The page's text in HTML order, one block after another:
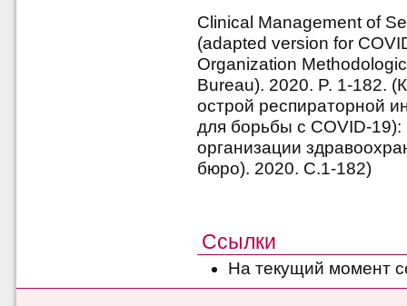
Clinical Management of
(adapted version for
Organization
Bureau). 2020. P. 1-182.
острой респираторной
для борьбы с COVID-
организации
бюро). 2020. С.1-182)
Ссылки
На текущий момент